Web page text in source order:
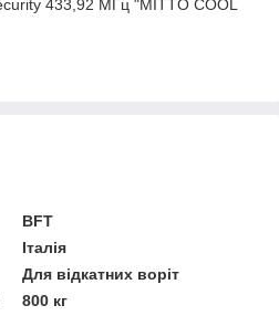
433,92 МГц "MITTO COOL
BFT
Італія
Для відкатних воріт
800 кг